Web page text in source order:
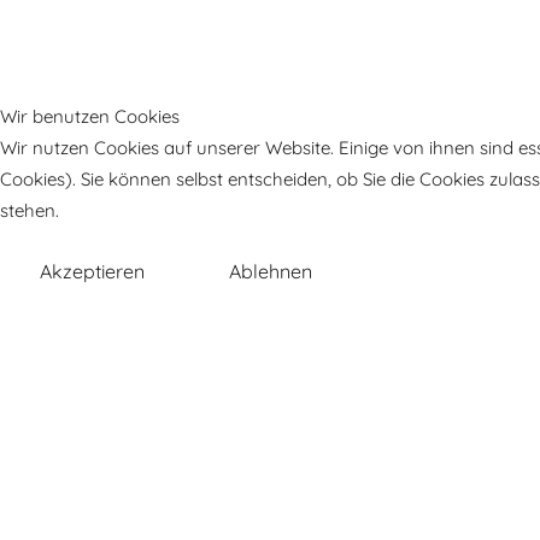
Wir benutzen Cookies
Wir nutzen Cookies auf unserer Website. Einige von ihnen sind
Cookies). Sie können selbst entscheiden, ob Sie die Cookies
stehen.
Akzeptieren Ablehnen